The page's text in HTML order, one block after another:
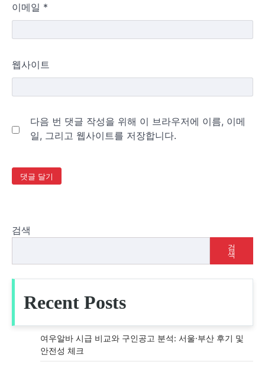
이메일 *
웹사이트
다음 번 댓글 작성을 위해 이 브라우저에 이름, 이메
일, 그리고 웹사이트를 저장합니다.
검색
검
색
Recent Posts
여우알바 시급 비교와 구인공고 분석: 서울·부산 후기 및
안전성 체크